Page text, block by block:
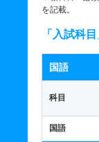
を記載。
「入試科
国語
科目
国語